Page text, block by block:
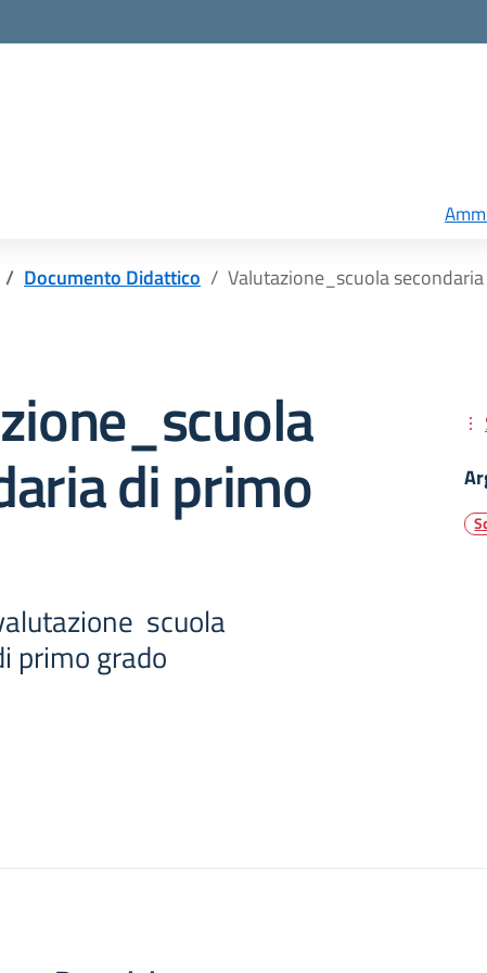
Documento Didattico Valutazione_scuola
di primo
scuola
primo grado